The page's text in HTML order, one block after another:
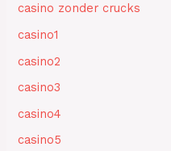
casino zonder crucks
casino1
casino2
casino3
casino4
casino5